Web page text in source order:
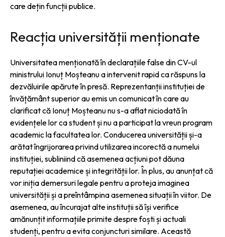
care dețin funcții publice.
Reacția universității menționate
Universitatea menționată în declarațiile false din CV-ul
ministrului Ionuț Moșteanu a intervenit rapid ca răspuns la
dezvăluirile apărute în presă. Reprezentanții instituției de
învățământ superior au emis un comunicat în care au
clarificat că Ionuț Moșteanu nu s-a aflat niciodată în
evidențele lor ca student și nu a participat la vreun program
academic la facultatea lor. Conducerea universității și-a
arătat îngrijorarea privind utilizarea incorectă a numelui
instituției, subliniind că asemenea acțiuni pot dăuna
reputației academice și integrității lor. În plus, au anunțat că
vor iniția demersuri legale pentru a proteja imaginea
universității și a preîntâmpina asemenea situații în viitor. De
asemenea, au încurajat alte instituții să își verifice
amănunțit informațiile primite despre foști și actuali
studenți, pentru a evita conjuncturi similare. Această